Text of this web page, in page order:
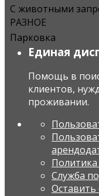
С животными
РАЗНОЕ
Парковка
Единая
Помощь в
клиентов,
проживании.
Служба
Оставить